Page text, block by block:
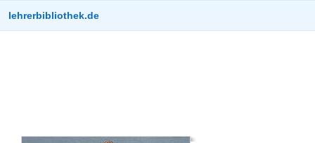
lehrerbibliothek.de